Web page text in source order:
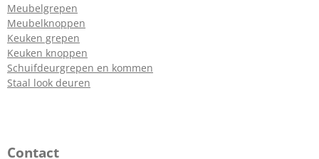
Meubelgrepen
Meubelknoppen
Keuken grepen
Keuken knoppen
Schuifdeurgrepen en kommen
Staal look deuren
Contact